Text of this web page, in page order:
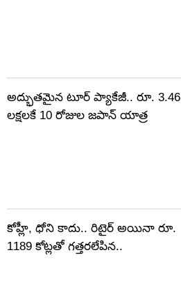
అద్భుతమైన టూర్ ప్యాకేజీ.. రూ. 3.46
లక్షలకే 10 రోజుల జపాన్ యాత్ర
కోహ్లీ, ధోని కాదు.. రిటైర్ అయినా రూ.
1189 కోట్లతో గత్తరలేపిన..